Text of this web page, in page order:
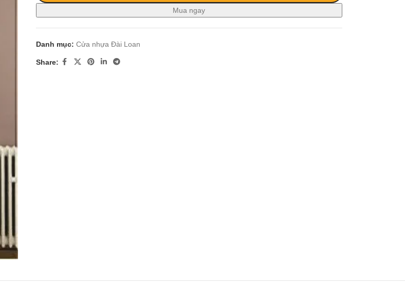
Mua ngay
Danh mục: Cửa nhựa Đài Loan
Share: